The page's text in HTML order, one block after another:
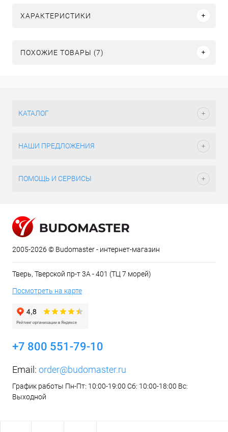
ХАРАКТЕРИСТИКИ
ПОХОЖИЕ ТОВАРЫ (7)
КАТАЛОГ
НАШИ ПРЕДЛОЖЕНИЯ
ПОМОЩЬ И СЕРВИСЫ
2005-2026 © Budomaster - интернет-магазин
Тверь, Тверской пр-т 3А - 401 (ТЦ 7 морей)
Посмотреть на карте
+7 800 551-79-10
Email: order@budomaster.ru
График работы Пн-Пт: 10:00-19:00 Сб: 10:00-18:00 Вс:
Выходной